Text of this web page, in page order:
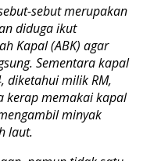
sebut merupakan
diduga ikut
Kapal (ABK) agar
Sementara kapal
diketahui milik RM,
kerap memakai kapal
minyak
laut.